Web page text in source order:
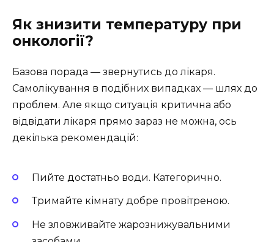
Як знизити температуру при
онкології?
Базова порада — звернутись до лікаря.
Самолікування в подібних випадках — шлях до
проблем. Але якщо ситуація критична або
відвідати лікаря прямо зараз не можна, ось
декілька рекомендацій:
Пийте достатньо води. Категорично.
Тримайте кімнату добре провітреною.
Не зловживайте жарознижувальними